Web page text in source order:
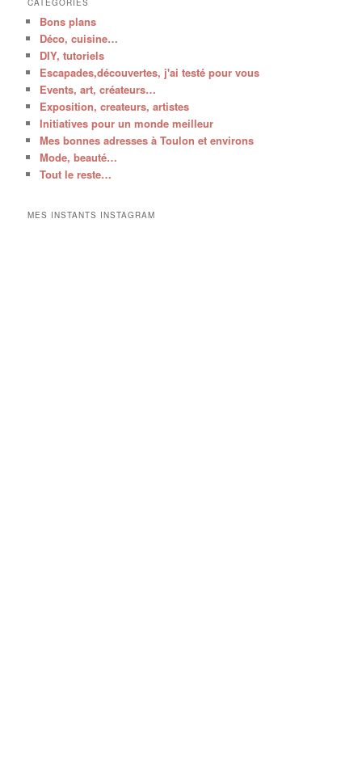
CATÉGORIES
Bons plans
Déco, cuisine…
DIY, tutoriels
Escapades,découvertes, j'ai testé pour vous
Events, art, créateurs…
Exposition, createurs, artistes
Initiatives pour un monde meilleur
Mes bonnes adresses à Toulon et environs
Mode, beauté…
Tout le reste…
MES INSTANTS INSTAGRAM